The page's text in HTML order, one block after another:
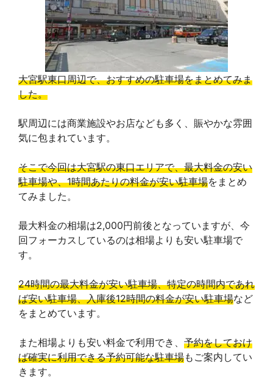
大宮駅東口周辺で、おすすめの駐車場をまとめてみま
した。
駅周辺には商業施設やお店なども多く、賑やかな雰囲
気に包まれています。
そこで今回は大宮駅の東口エリアで、最大料金の安い
駐車場や、1時間あたりの料金が安い駐車場をまとめ
てみました。
最大料金の相場は2,000円前後となっていますが、今
回フォーカスしているのは相場よりも安い駐車場で
す。
24時間の最大料金が安い駐車場、特定の時間内であれ
ば安い駐車場、入庫後12時間の料金が安い駐車場など
をまとめています。
また相場よりも安い料金で利用でき、 予約をしておけ
ば確実に利用できる予約可能な駐車場もご案内してい
きます。